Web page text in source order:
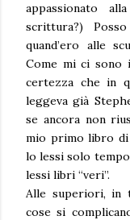
appassionato
scrittura?)
quand’ero alle
Come mi ci sono
certezza che in
leggeva già
se ancora non
mio primo libro di
lo lessi solo
lessi libri “veri”.
Alle superiori, in
cose si